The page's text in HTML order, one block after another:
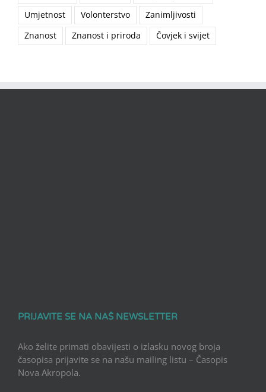
Umjetnost
Volonterstvo
Zanimljivosti
Znanost
Znanost i priroda Čovjek i svijet
PRIJAVITE SE NA NAŠ NEWSLETTER
Ako želite primati obavijesti o izlasku novog broja
časopisa prijavite se na našu mailing listu – Časopis
Nova Akropola.